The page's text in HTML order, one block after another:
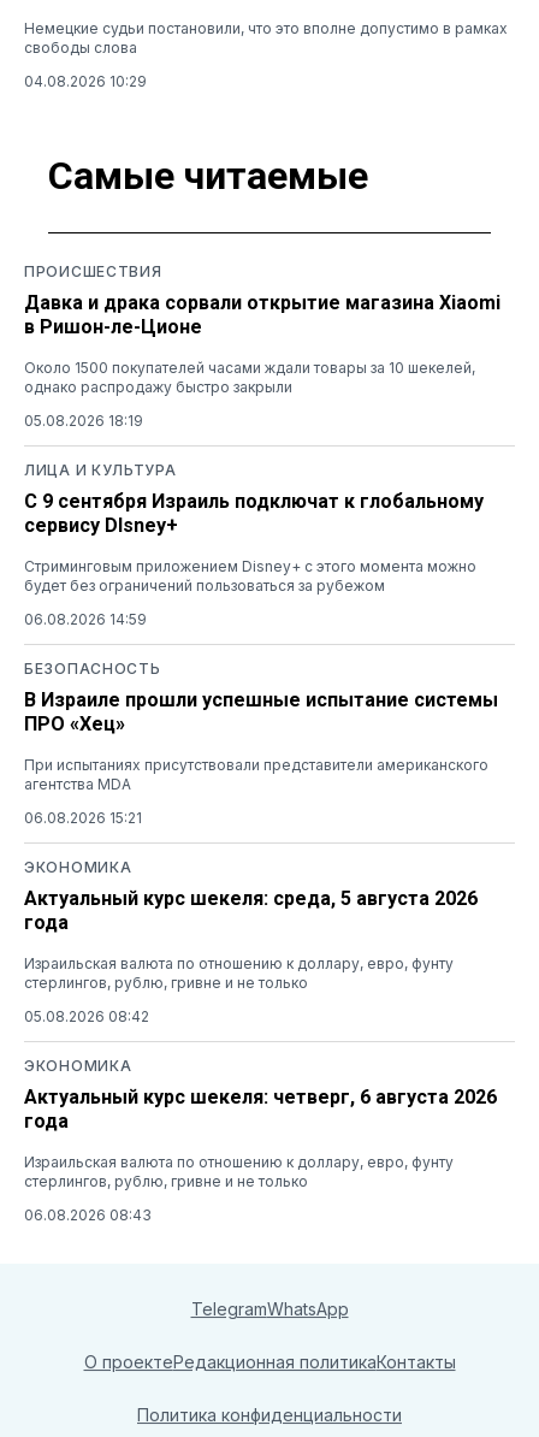
Немецкие судьи постановили, что это вполне допустимо в рамках
свободы слова
04.08.2026 10:29
Самые читаемые
ПРОИСШЕСТВИЯ
Давка и драка сорвали открытие магазина Xiaomi
в Ришон-ле-Ционе
Около 1500 покупателей часами ждали товары за 10 шекелей,
однако распродажу быстро закрыли
05.08.2026 18:19
ЛИЦА И КУЛЬТУРА
С 9 сентября Израиль подключат к глобальному
сервису DIsney+
Стриминговым приложением Disney+ с этого момента можно
будет без ограничений пользоваться за рубежом
06.08.2026 14:59
БЕЗОПАСНОСТЬ
В Израиле прошли успешные испытание системы
ПРО «Хец»
При испытаниях присутствовали представители американского
агентства MDA
06.08.2026 15:21
ЭКОНОМИКА
Актуальный курс шекеля: среда, 5 августа 2026
года
Израильская валюта по отношению к доллару, евро, фунту
стерлингов, рублю, гривне и не только
05.08.2026 08:42
ЭКОНОМИКА
Актуальный курс шекеля: четверг, 6 августа 2026
года
Израильская валюта по отношению к доллару, евро, фунту
стерлингов, рублю, гривне и не только
06.08.2026 08:43
TelegramWhatsApp
О проектеРедакционная политикаКонтакты
Политика конфиденциальности